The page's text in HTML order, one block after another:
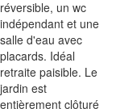
réversible, un wc
indépendant et une
salle d'eau avec
placards. Idéal
retraite paisible. Le
jardin est
entièrement clôturé